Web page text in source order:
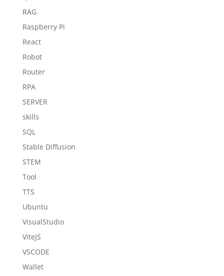
RAG
Raspberry Pi
React
Robot
Router
RPA
SERVER
skills
SQL
Stable Diffusion
STEM
Tool
TTS
Ubuntu
VisualStudio
ViteJS
VSCODE
Wallet